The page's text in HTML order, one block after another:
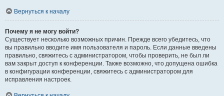
Вернуться к началу
Почему я не могу войти?
Существует несколько возможных причин. Прежде всего убедитесь, что
вы правильно вводите имя пользователя и пароль. Если данные введены
правильно, свяжитесь с администратором, чтобы проверить, не был ли
вам закрыт доступ к конференции. Также возможно, что допущена ошибка
в конфигурации конференции, свяжитесь с администратором для
исправления настроек.